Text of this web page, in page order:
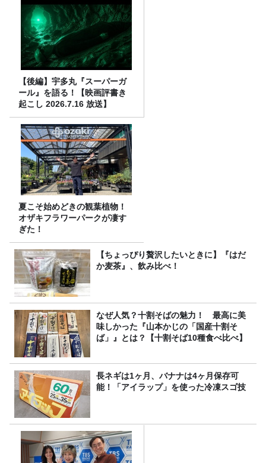
【後編】宇多丸『スーパーガ
ール』を語る！【映画評書き
起こし 2026.7.16 放送】
夏こそ始めどきの観葉植物！
オザキフラワーパークが凄す
ぎた！
【ちょっぴり贅沢したいときに】『はだ
か麦茶』、飲み比べ！
なぜ人気？十割そばの魅力！ 最高に美
味しかった『山本かじの「国産十割そ
ば」』とは？【十割そば10種食べ比べ】
長ネギは1ヶ月、バナナは4ヶ月保存可
能！「アイラップ」を使った冷凍スゴ技